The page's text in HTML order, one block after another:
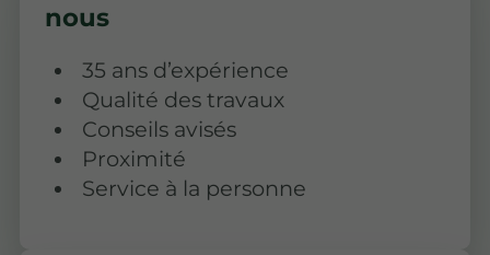
nous
35 ans d’expérience
Qualité des travaux
Conseils avisés
Proximité
Service à la personne